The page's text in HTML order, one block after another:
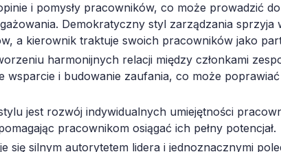
i pomysły pracowników, co może prowadzić
Demokratyczny styl zarządzania sprzyja
a kierownik traktuje swoich pracowników jako
harmonijnych relacji między członkami
wsparcie i budowanie zaufania, co może
jest rozwój indywidualnych umiejętności
pracownikom osiągać ich pełny potencjał.
się silnym autorytetem lidera i jednoznacznymi